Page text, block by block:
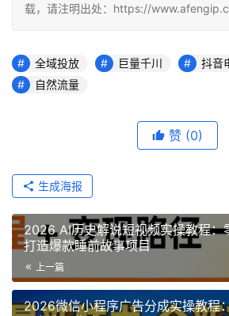
载，请注明出处：https://
全域投放 巨量千川
抖音
自然流量
赞 (0)
生成海报
2026 AI历史解说短视频实操教程：
打造爆款睡前故事项目
上一篇
2026微信小程序广告分成实操教程